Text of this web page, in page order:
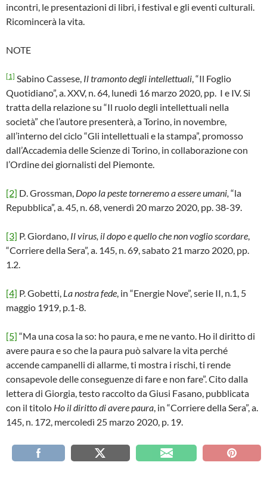
incontri, le presentazioni di libri, i festival e gli eventi culturali.
Ricomincerà la vita.
NOTE
[1] Sabino Cassese, Il tramonto degli intellettuali , “Il Foglio
Quotidiano”, a. XXV, n. 64, lunedì 16 marzo 2020, pp. I e IV. Si
tratta della relazione su “Il ruolo degli intellettuali nella
società” che l’autore presenterà, a Torino, in novembre,
all’interno del ciclo “Gli intellettuali e la stampa”, promosso
dall’Accademia delle Scienze di Torino, in collaborazione con
l’Ordine dei giornalisti del Piemonte.
[2] D. Grossman, Dopo la peste torneremo a essere umani, “la
Repubblica”, a. 45, n. 68, venerdì 20 marzo 2020, pp. 38-39.
[3] P. Giordano, Il virus, il dopo e quello che non voglio scordare
“Corriere della Sera”, a. 145, n. 69, sabato 21 marzo 2020, pp.
1.2.
[4] P. Gobetti, La nostra fede , in “Energie Nove”, serie II, n.1, 5
maggio 1919, p.1-8.
[5] “Ma una cosa la so: ho paura, e me ne vanto. Ho il diritto di
avere paura e so che la paura può salvare la vita perché
accende campanelli di allarme, ti mostra i rischi, ti rende
consapevole delle conseguenze di fare e non fare”. Cito dalla
lettera di Giorgia, testo raccolto da Giusi Fasano, pubblicata
con il titolo Ho il diritto di avere paura , in “Corriere della Sera”, a.
145, n. 172, mercoledì 25 marzo 2020, p. 19.